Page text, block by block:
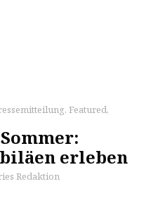
, Featured,
erleben
Redaktion